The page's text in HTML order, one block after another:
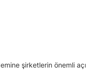
şirketlerin önemli